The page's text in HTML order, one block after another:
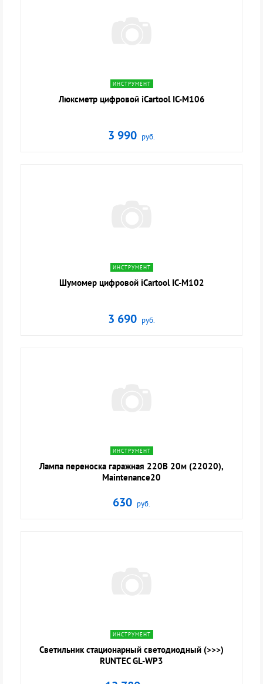
ИНСТРУМЕНТ
Люксметр цифровой iCartool IC-M106
3 990 руб.
ИНСТРУМЕНТ
Шумомер цифровой iCartool IC-M102
3 690 руб.
ИНСТРУМЕНТ
Лампа переноска гаражная 220В 20м (22020),
Maintenance20
630 руб.
ИНСТРУМЕНТ
Светильник стационарный светодиодный (>>>)
RUNTEC GL-WP3